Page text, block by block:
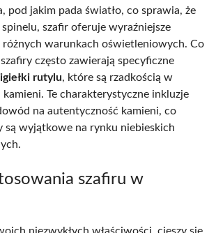
pod jakim pada światło, co sprawia, że
szafir oferuje wyraźniejsze
warunkach oświetleniowych. Co
często zawierają specyficzne
igiełki rutylu, które są rzadkością w
Te charakterystyczne inkluzje
na autentyczność kamieni, co
są wyjątkowe na rynku niebieskich
szafiru w